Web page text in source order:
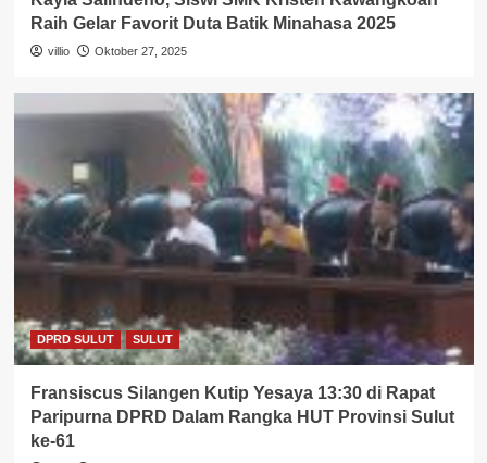
Raih Gelar Favorit Duta Batik Minahasa 2025
villio Oktober 27, 2025
DPRD SULUT SULUT
Fransiscus Silangen Kutip Yesaya 13:30 di Rapat
Paripurna DPRD Dalam Rangka HUT Provinsi Sulut
ke-61